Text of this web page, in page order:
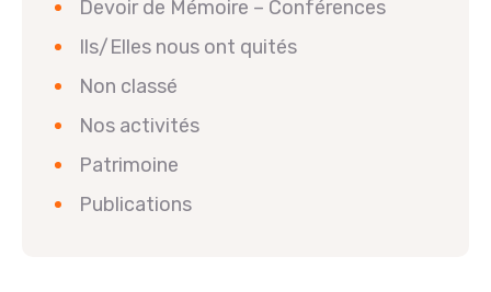
Devoir de Mémoire – Conférences
Ils/Elles nous ont quités
Non classé
Nos activités
Patrimoine
Publications